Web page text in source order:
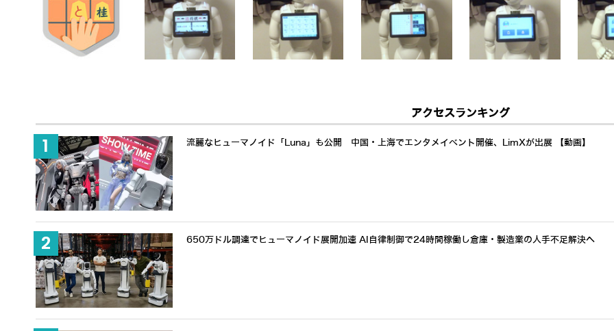
アクセスランキング
流麗なヒューマノイド「Luna」も公開 中国・上海でエンタメイベント開催、LimXが出展 【動画】
650万ドル調達でヒューマノイド展開加速 AI自律制御で24時間稼働し倉庫・製造業の人手不足解決へ